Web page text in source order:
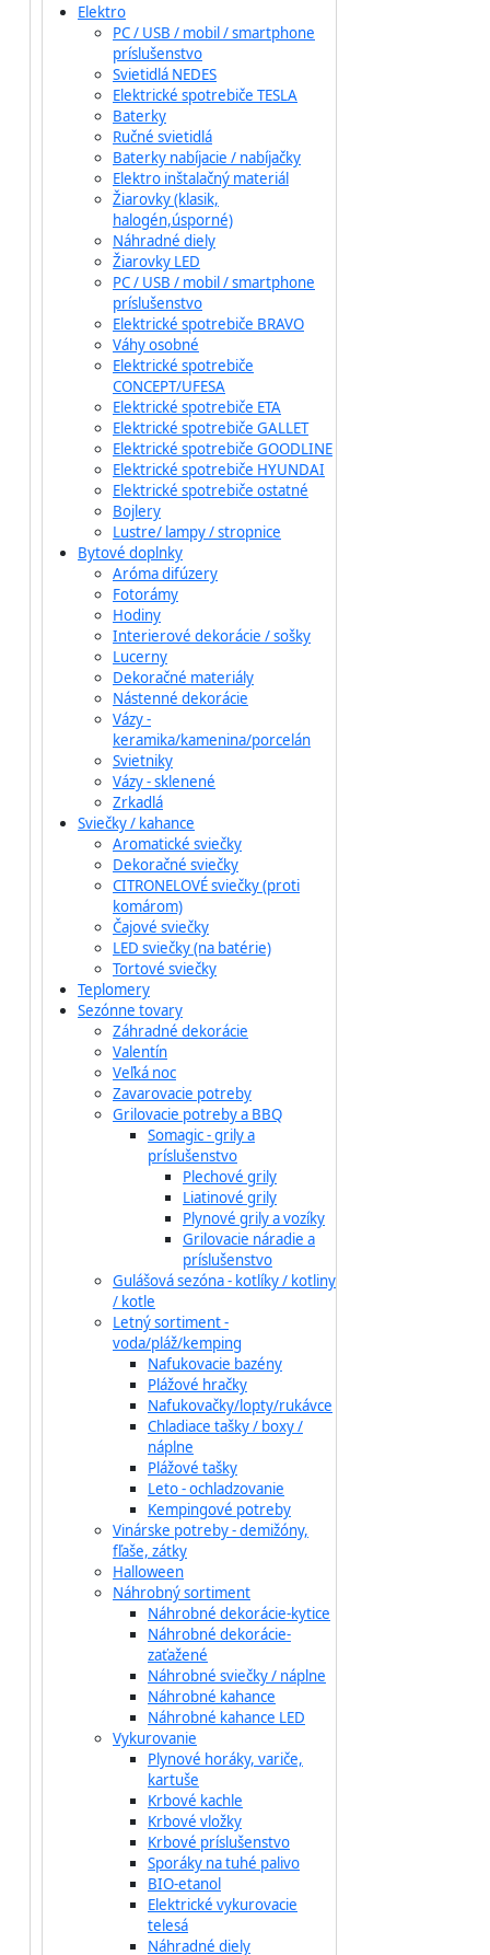
Elektro
PC / USB / mobil / smartphone
príslušenstvo
Svietidlá NEDES
Elektrické spotrebiče TESLA
Baterky
Ručné svietidlá
Baterky nabíjacie / nabíjačky
Elektro inštalačný materiál
Žiarovky (klasik,
halogén,úsporné)
Náhradné diely
Žiarovky LED
PC / USB / mobil / smartphone
príslušenstvo
Elektrické spotrebiče BRAVO
Váhy osobné
Elektrické spotrebiče
CONCEPT/UFESA
Elektrické spotrebiče ETA
Elektrické spotrebiče GALLET
Elektrické spotrebiče GOODLINE
Elektrické spotrebiče HYUNDAI
Elektrické spotrebiče ostatné
Bojlery
Lustre/ lampy / stropnice
Bytové doplnky
Aróma difúzery
Fotorámy
Hodiny
Interierové dekorácie / sošky
Lucerny
Dekoračné materiály
Nástenné dekorácie
Vázy -
keramika/kamenina/porcelán
Svietniky
Vázy - sklenené
Zrkadlá
Sviečky / kahance
Aromatické sviečky
Dekoračné sviečky
CITRONELOVÉ sviečky (proti
komárom)
Čajové sviečky
LED sviečky (na batérie)
Tortové sviečky
Teplomery
Sezónne tovary
Záhradné dekorácie
Valentín
Veľká noc
Zavarovacie potreby
Grilovacie potreby a BBQ
Somagic - grily a
príslušenstvo
Plechové grily
Liatinové grily
Plynové grily a vozíky
Grilovacie náradie a
príslušenstvo
Gulášová sezóna - kotlíky / kotliny
/ kotle
Letný sortiment -
voda/pláž/kemping
Nafukovacie bazény
Plážové hračky
Nafukovačky/lopty/rukávce
Chladiace tašky / boxy /
náplne
Plážové tašky
Leto - ochladzovanie
Kempingové potreby
Vinárske potreby - demižóny,
fľaše, zátky
Halloween
Náhrobný sortiment
Náhrobné dekorácie-kytice
Náhrobné dekorácie-
zaťažené
Náhrobné sviečky / náplne
Náhrobné kahance
Náhrobné kahance LED
Vykurovanie
Plynové horáky, variče,
kartuše
Krbové kachle
Krbové vložky
Krbové príslušenstvo
Sporáky na tuhé palivo
BIO-etanol
Elektrické vykurovacie
telesá
Náhradné diely